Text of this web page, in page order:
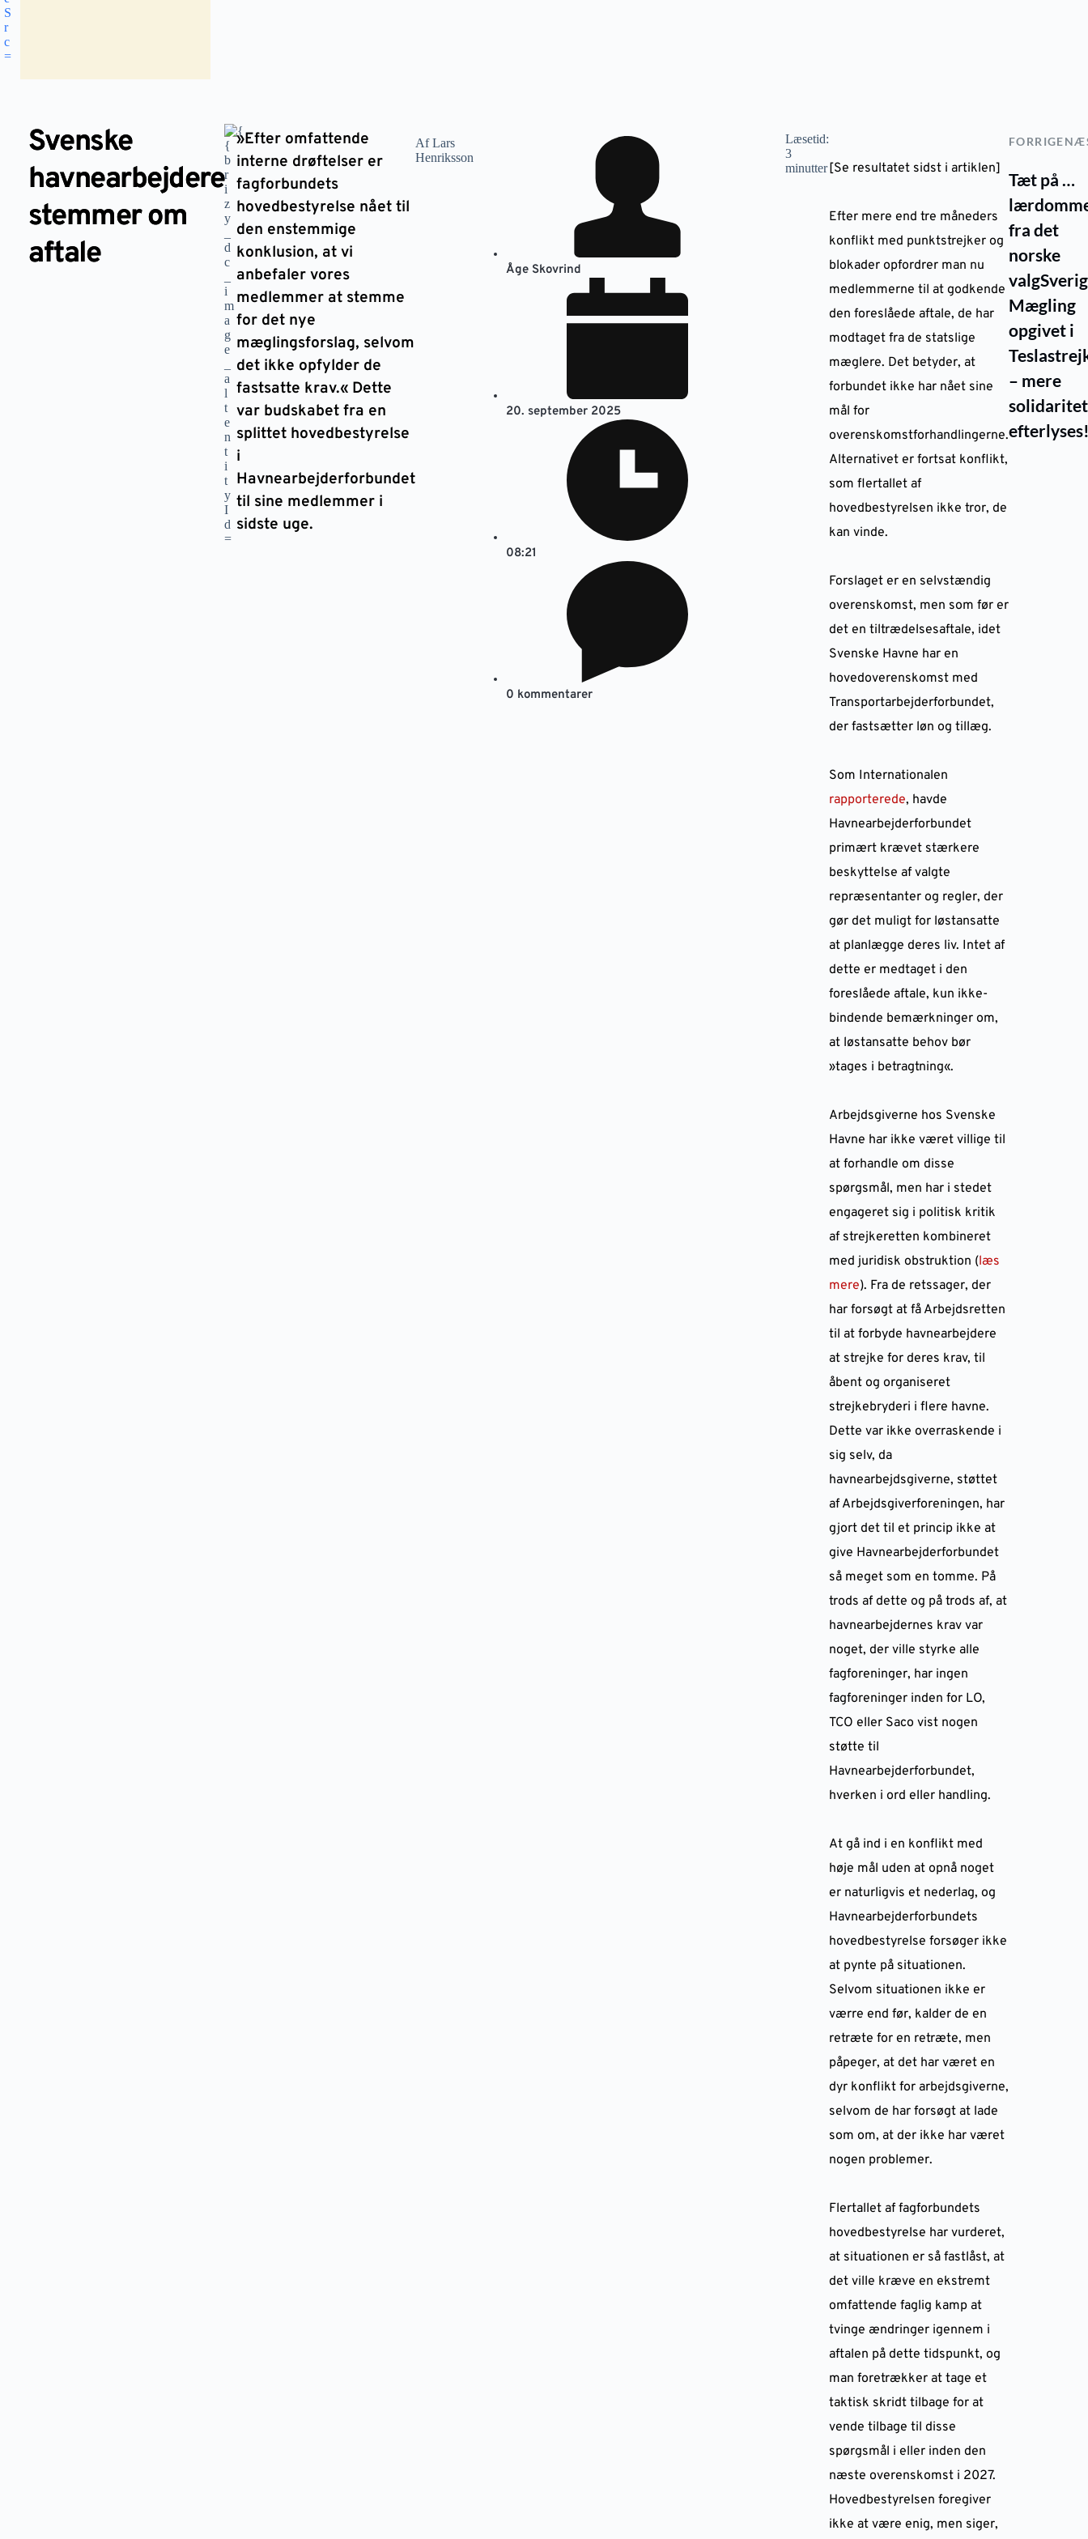
Svenske
havnearbejdere
stemmer om
aftale
»Efter omfattende
interne drøftelser er
fagforbundets
hovedbestyrelse nået til
den enstemmige
konklusion, at vi
anbefaler vores
medlemmer at stemme
for det nye
mæglingsforslag, selvom
det ikke opfylder de
fastsatte krav.« Dette
var budskabet fra en
splittet hovedbestyrelse
i
Havnearbejderforbundet
til sine medlemmer i
sidste uge.
Af Lars
Henriksson
Åge Skovrind
20. september 2025
08:21
0 kommentarer
Læsetid:
3
minutter [Se resultatet sidst i artiklen]
Efter mere end tre måneders
konflikt med punktstrejker og
blokader opfordrer man nu
medlemmerne til at godkende
den foreslåede aftale, de har
modtaget fra de statslige
mæglere. Det betyder, at
forbundet ikke har nået sine
mål for
overenskomstforhandlingerne.
Alternativet er fortsat konflikt,
som flertallet af
hovedbestyrelsen ikke tror, de
kan vinde.
Forslaget er en selvstændig
overenskomst, men som før er
det en tiltrædelsesaftale, idet
Svenske Havne har en
hovedoverenskomst med
Transportarbejderforbundet,
der fastsætter løn og tillæg.
Som Internationalen
rapporterede, havde
Havnearbejderforbundet
primært krævet stærkere
beskyttelse af valgte
repræsentanter og regler, der
gør det muligt for løstansatte
at planlægge deres liv. Intet af
dette er medtaget i den
foreslåede aftale, kun ikke-
bindende bemærkninger om,
at løstansatte behov bør
»tages i betragtning«.
Arbejdsgiverne hos Svenske
Havne har ikke været villige til
at forhandle om disse
spørgsmål, men har i stedet
engageret sig i politisk kritik
af strejkeretten kombineret
med juridisk obstruktion (læs
mere). Fra de retssager, der
har forsøgt at få Arbejdsretten
til at forbyde havnearbejdere
at strejke for deres krav, til
åbent og organiseret
strejkebryderi i flere havne.
Dette var ikke overraskende i
sig selv, da
havnearbejdsgiverne, støttet
af Arbejdsgiverforeningen, har
gjort det til et princip ikke at
give Havnearbejderforbundet
så meget som en tomme. På
trods af dette og på trods af, at
havnearbejdernes krav var
noget, der ville styrke alle
fagforeninger, har ingen
fagforeninger inden for LO,
TCO eller Saco vist nogen
støtte til
Havnearbejderforbundet,
hverken i ord eller handling.
At gå ind i en konflikt med
høje mål uden at opnå noget
er naturligvis et nederlag, og
Havnearbejderforbundets
hovedbestyrelse forsøger ikke
at pynte på situationen.
Selvom situationen ikke er
værre end før, kalder de en
retræte for en retræte, men
påpeger, at det har været en
dyr konflikt for arbejdsgiverne,
selvom de har forsøgt at lade
som om, at der ikke har været
nogen problemer.
Flertallet af fagforbundets
hovedbestyrelse har vurderet,
at situationen er så fastlåst, at
det ville kræve en ekstremt
omfattende faglig kamp at
tvinge ændringer igennem i
aftalen på dette tidspunkt, og
man foretrækker at tage et
taktisk skridt tilbage for at
vende tilbage til disse
spørgsmål i eller inden den
næste overenskomst i 2027.
Hovedbestyrelsen foregiver
ikke at være enig, men siger,
FORRIGE
Tæt på …
fra det
norske
valg
Mægling
opgivet i
– mere
solidaritet